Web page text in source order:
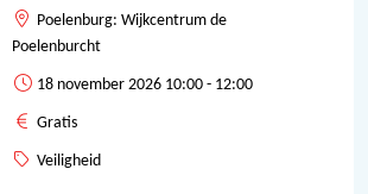
Poelenburg: Wijkcentrum de
Poelenburcht
18 november 2026 10:00 - 12:00
Gratis
Veiligheid